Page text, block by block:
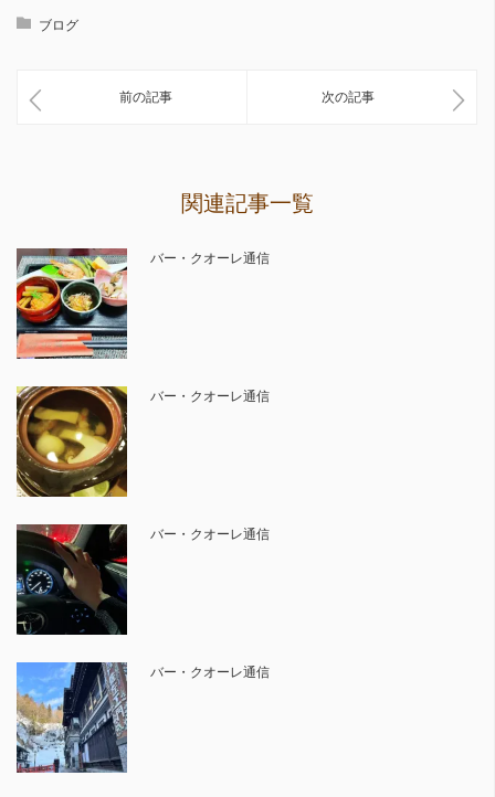
ブログ
前の記事 次の記事
関連記事一覧
バー・クオーレ通信
バー・クオーレ通信
バー・クオーレ通信
バー・クオーレ通信